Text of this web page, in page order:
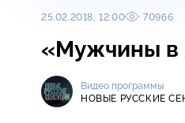
25.02.2018, 12:00 70966
«Мужчины в
Видео программы
НОВЫЕ РУССКИЕ